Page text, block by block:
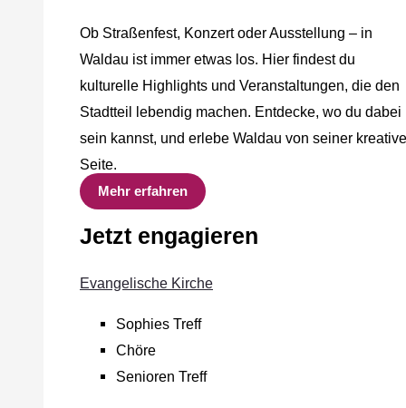
Ob Straßenfest, Konzert oder Ausstellung – in
Waldau ist immer etwas los. Hier findest du
kulturelle Highlights und Veranstaltungen, die den
Stadtteil lebendig machen. Entdecke, wo du dabei
sein kannst, und erlebe Waldau von seiner
Seite.
Mehr erfahren
Jetzt engagieren
Evangelische Kirche
Sophies Treff
Chöre
Senioren Treff